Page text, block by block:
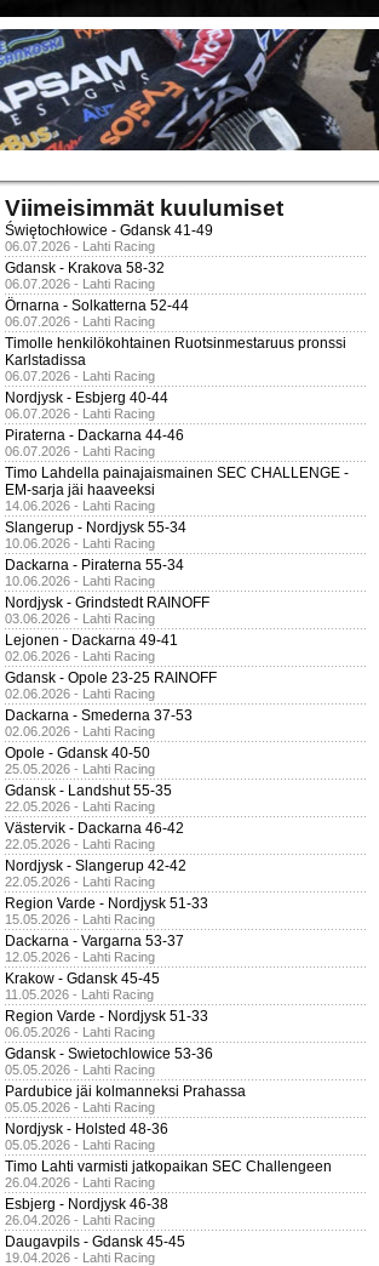
Viimeisimmät kuulumiset
Świętochłowice - Gdansk 41-49
06.07.2026 - Lahti Racing
Gdansk - Krakova 58-32
06.07.2026 - Lahti Racing
Örnarna - Solkatterna 52-44
06.07.2026 - Lahti Racing
Timolle henkilökohtainen Ruotsinmestaruus pronssi
Karlstadissa
06.07.2026 - Lahti Racing
Nordjysk - Esbjerg 40-44
06.07.2026 - Lahti Racing
Piraterna - Dackarna 44-46
06.07.2026 - Lahti Racing
Timo Lahdella painajaismainen SEC CHALLENGE -
EM-sarja jäi haaveeksi
14.06.2026 - Lahti Racing
Slangerup - Nordjysk 55-34
10.06.2026 - Lahti Racing
Dackarna - Piraterna 55-34
10.06.2026 - Lahti Racing
Nordjysk - Grindstedt RAINOFF
03.06.2026 - Lahti Racing
Lejonen - Dackarna 49-41
02.06.2026 - Lahti Racing
Gdansk - Opole 23-25 RAINOFF
02.06.2026 - Lahti Racing
Dackarna - Smederna 37-53
02.06.2026 - Lahti Racing
Opole - Gdansk 40-50
25.05.2026 - Lahti Racing
Gdansk - Landshut 55-35
22.05.2026 - Lahti Racing
Västervik - Dackarna 46-42
22.05.2026 - Lahti Racing
Nordjysk - Slangerup 42-42
22.05.2026 - Lahti Racing
Region Varde - Nordjysk 51-33
15.05.2026 - Lahti Racing
Dackarna - Vargarna 53-37
12.05.2026 - Lahti Racing
Krakow - Gdansk 45-45
11.05.2026 - Lahti Racing
Region Varde - Nordjysk 51-33
06.05.2026 - Lahti Racing
Gdansk - Swietochlowice 53-36
05.05.2026 - Lahti Racing
Pardubice jäi kolmanneksi Prahassa
05.05.2026 - Lahti Racing
Nordjysk - Holsted 48-36
05.05.2026 - Lahti Racing
Timo Lahti varmisti jatkopaikan SEC Challengeen
26.04.2026 - Lahti Racing
Esbjerg - Nordjysk 46-38
26.04.2026 - Lahti Racing
Daugavpils - Gdansk 45-45
19.04.2026 - Lahti Racing